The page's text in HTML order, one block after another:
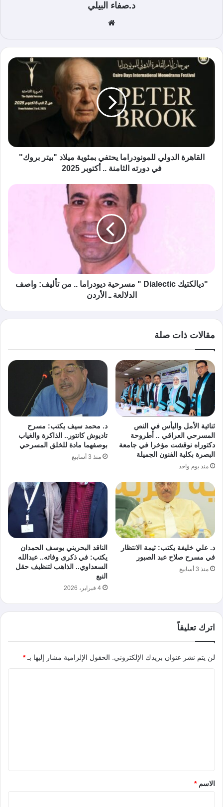
د.صفاء البيلي
الوي
ب
القاهرة الدولي للمونودراما يحتفي بمئوية ميلاد "بيتر بروك"
في دورته الثامنة .. أكتوبر 2025
"ديالكتيك Dialectic " مسرحية ديودراما .. من تأليف: واصف
الدلالعة ـ الأردن
مقالات ذات صلة
ثنائية الأمل واليأس في النص
المسرحي العراقي .. أطروحة
دكتوراه نوقشت مؤخرا في جامعة
البصرة بكلية الفنون الجميلة
منذ يوم واحد
د. محمد سيف يكتب: مسرح
تاديوش كانتور.. الذاكرة والغياب
بوصفهما مادة للخلق المسرحي
منذ 3 أسابيع
د. علي خليفة يكتب: ثيمة الانتظار
في مسرح صلاح عبد الصبور
منذ 3 أسابيع
الناقد البحريني يوسف الحمدان
يكتب: في ذكرى وفاته.. عبدالله
السعداوي.. الذاهب لتنظيف حقل
النبع
4 فبراير، 2026
اترك تعليقاً
لن يتم نشر عنوان بريدك الإلكتروني. الحقول الإلزامية مشار إليها بـ*
*الاسم*